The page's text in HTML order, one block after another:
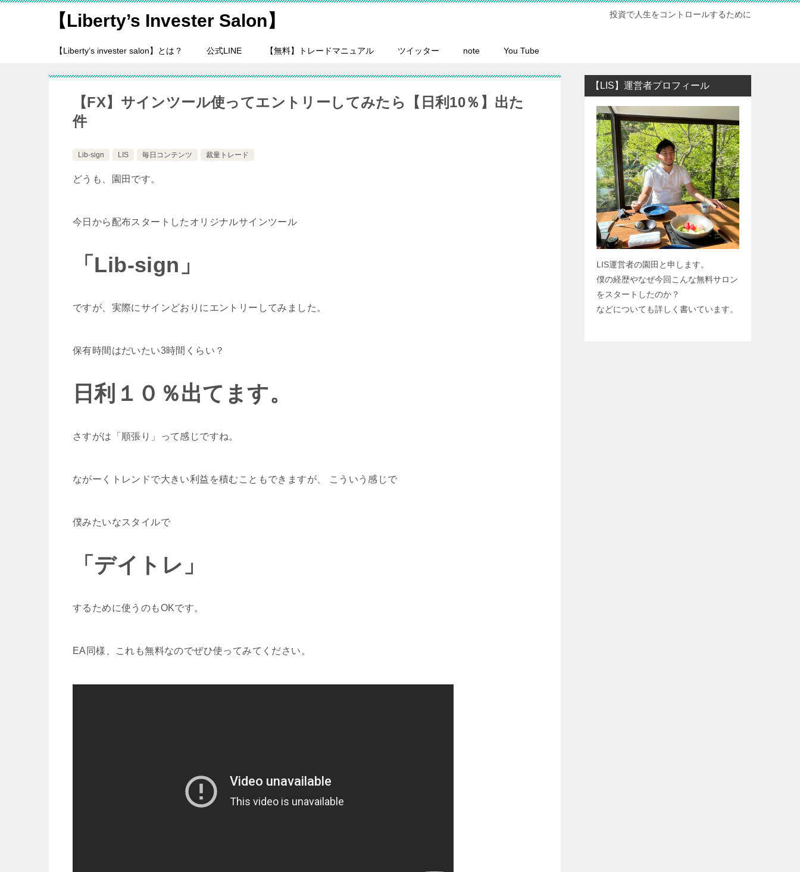
【Liberty’s Invester Salon】 投資で人生をコントロールするために
【Liberty’s invester salon】とは？ 公式LINE 【無料】トレードマニュアル ツイッター note You Tube
【FX】サインツール使ってエントリーしてみたら【日利10％】出た
件
Lib-sign LIS 毎日コンテンツ 裁量トレード
どうも、園田です。
今日から配布スタートしたオリジナルサインツール
「Lib-sign」
ですが、実際にサインどおりにエントリーしてみました。
保有時間はだいたい3時間くらい？
日利１０％出てます。
さすがは「順張り」って感じですね。
ながーくトレンドで大きい利益を積むこともできますが、 こういう感じで
僕みたいなスタイルで
「デイトレ」
するために使うのもOKです。
EA同様、これも無料なのでぜひ使ってみてください。
【LIS】運営者プロフィール
LIS運営者の園田と申します。
僕の経歴やなぜ今回こんな無料サロン
をスタートしたのか？
などについても詳しく書いています。